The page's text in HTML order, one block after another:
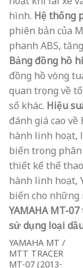
hình. Hệ thống
phiên bản của
phanh ABS,
Bảng đồng hồ
đồng hồ vòng
quan trọng về
số khác. Hiệu
đánh giá cao
hành linh hoạt,
biến trong
thiết kế thể
hành linh hoạt,
biến cho những
YAMAHA MT-
sử dụng loại
YAMAHA MT /
MTT TRACER
MT-07 (2013-